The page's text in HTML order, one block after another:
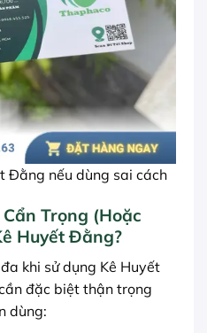
Đằng nếu dùng sai cách
Trọng (Hoặc
Huyết Đằng?
khi sử dụng Kê Huyết
đặc biệt thận trọng
dùng: